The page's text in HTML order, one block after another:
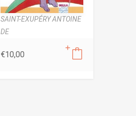
SAINT-EXUPÉRY ANTOINE
DE
€10,00